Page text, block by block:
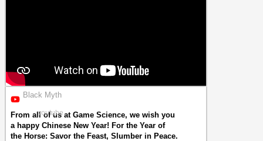
Black Myth
youtube
From all of us at Game Science, we wish you
a happy Chinese New Year! For the Year of
the Horse: Savor the Feast, Slumber in Peace.